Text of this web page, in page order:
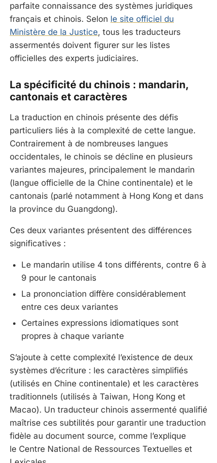
parfaite connaissance des systèmes juridiques
français et chinois. Selon le site officiel du
Ministère de la Justice, tous les traducteurs
assermentés doivent figurer sur les listes
officielles des experts judiciaires.
La spécificité du chinois : mandarin,
cantonais et caractères
La traduction en chinois présente des défis
particuliers liés à la complexité de cette langue.
Contrairement à de nombreuses langues
occidentales, le chinois se décline en plusieurs
variantes majeures, principalement le mandarin
(langue officielle de la Chine continentale) et le
cantonais (parlé notamment à Hong Kong et dans
la province du Guangdong).
Ces deux variantes présentent des différences
significatives :
Le mandarin utilise 4 tons différents, contre 6 à
9 pour le cantonais
La prononciation diffère considérablement
entre ces deux variantes
Certaines expressions idiomatiques sont
propres à chaque variante
S’ajoute à cette complexité l’existence de deux
systèmes d’écriture : les caractères simplifiés
(utilisés en Chine continentale) et les caractères
traditionnels (utilisés à Taiwan, Hong Kong et
Macao). Un traducteur chinois assermenté qualifié
maîtrise ces subtilités pour garantir une traduction
fidèle au document source, comme l’explique
le Centre National de Ressources Textuelles et